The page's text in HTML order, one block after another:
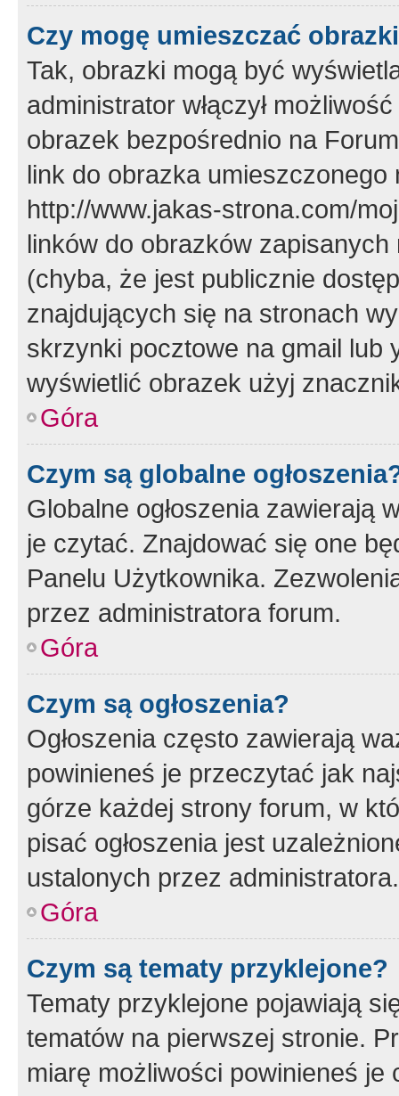
Czy mogę umieszczać
Tak, obrazki mogą być
administrator włączył
obrazek bezpośrednio na
link do obrazka
http://www.jakas-strona.com/
linków do obrazków
(chyba, że jest publicznie
znajdujących się na stronach
skrzynki pocztowe na gmail lub
wyświetlić obrazek użyj
Góra
Czym są globalne
Globalne ogłoszenia zawierają
je czytać. Znajdować się one
Panelu Użytkownika.
przez administratora forum.
Góra
Czym są ogłoszenia?
Ogłoszenia często zawierają
powinieneś je przeczytać jak
górze każdej strony forum, w
pisać ogłoszenia jest
ustalonych przez administratora.
Góra
Czym są tematy przyklejone?
Tematy przyklejone pojawiają
tematów na pierwszej stronie.
miarę możliwości powinieneś je